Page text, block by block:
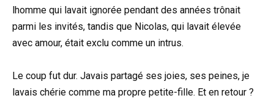
lhomme qui lavait ignorée pendant des années trônait
parmi les invités, tandis que Nicolas, qui lavait élevée
avec amour, était exclu comme un intrus.
Le coup fut dur. Javais partagé ses joies, ses peines, je
lavais chérie comme ma propre petite-fille. Et en retour ?